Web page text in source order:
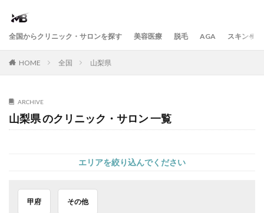
全国からクリニック・サロンを探す 美容医療 脱毛 AGA スキンケア
HOME 全国 山梨県
ARCHIVE
山梨県 のクリニック・サロン 一覧
エリアを絞り込んでください
甲府 その他